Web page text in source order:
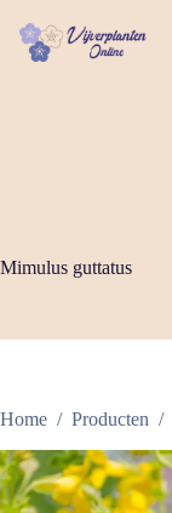
naar
Mimulus guttatus
Home / Producten /